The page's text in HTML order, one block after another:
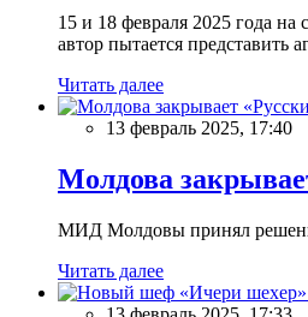
15 и 18 февраля 2025 года
автор пытается представить
Читать далее
13 февраль 2025, 17:40
Молдова
МИД Молдовы принял
Читать далее